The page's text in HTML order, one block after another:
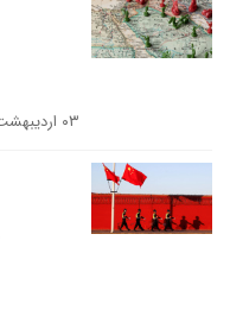
۰۳ اردیبهشت ۱۴۰۲